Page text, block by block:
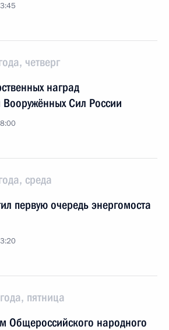
четверг
наград
Сил России
среда
первую очередь энергомоста
пятница
Общероссийского народного